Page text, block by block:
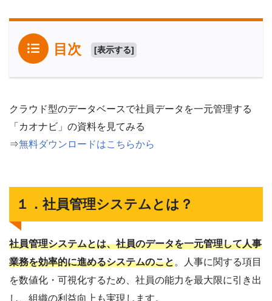
目次 [表示する]
クラウド型のデータベースで社員データを一元管理する
「カオナビ」の資料を見てみる
⇒無料ダウンロードはこちらから
１．社員管理システムとは？
社員管理システムとは、社員のデータを一元管理して人事
業務を効率的に進めるシステムのこと。人事に関する項目
を数値化・可視化するため、社員の能力を最大限に引き出
し、組織の利益向上も実現します。